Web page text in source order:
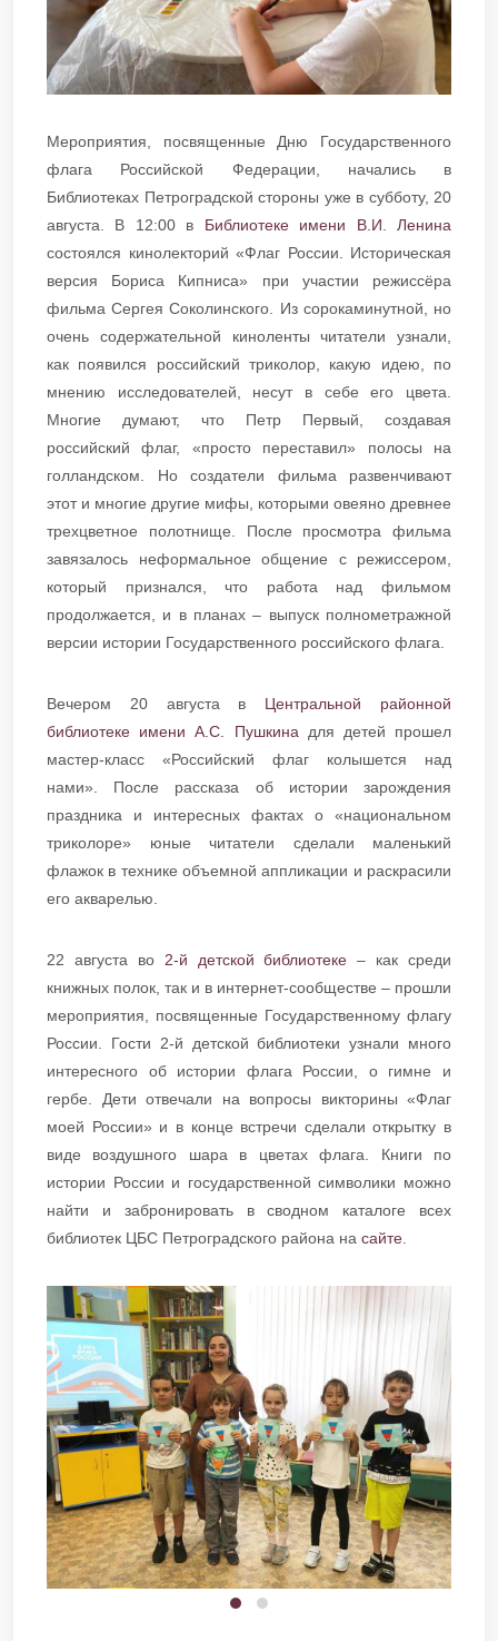
Мероприятия, посвященные Дню Государственного
флага Российской Федерации, начались в
Библиотеках Петроградской стороны уже в субботу, 20
августа. В 12:00 в Библиотеке имени В.И. Ленина
состоялся кинолекторий «Флаг России. Историческая
версия Бориса Кипниса» при участии режиссёра
фильма Сергея Соколинского. Из сорокаминутной, но
очень содержательной киноленты читатели узнали,
как появился российский триколор, какую идею, по
мнению исследователей, несут в себе его цвета.
Многие думают, что Петр Первый, создавая
российский флаг, «просто переставил» полосы на
голландском. Но создатели фильма развенчивают
этот и многие другие мифы, которыми овеяно древнее
трехцветное полотнище. После просмотра фильма
завязалось неформальное общение с режиссером,
который признался, что работа над фильмом
продолжается, и в планах – выпуск полнометражной
версии истории Государственного российского флага.
Вечером 20 августа в Центральной районной
библиотеке имени А.С. Пушкина для детей прошел
мастер-класс «Российский флаг колышется над
нами». После рассказа об истории зарождения
праздника и интересных фактах о «национальном
триколоре» юные читатели сделали маленький
флажок в технике объемной аппликации и раскрасили
его акварелью.
22 августа во 2-й детской библиотеке – как среди
книжных полок, так и в интернет-сообществе – прошли
мероприятия, посвященные Государственному флагу
России. Гости 2-й детской библиотеки узнали много
интересного об истории флага России, о гимне и
гербе. Дети отвечали на вопросы викторины «Флаг
моей России» и в конце встречи сделали открытку в
виде воздушного шара в цветах флага. Книги по
истории России и государственной символики можно
найти и забронировать в сводном каталоге всех
библиотек ЦБС Петроградского района на сайте